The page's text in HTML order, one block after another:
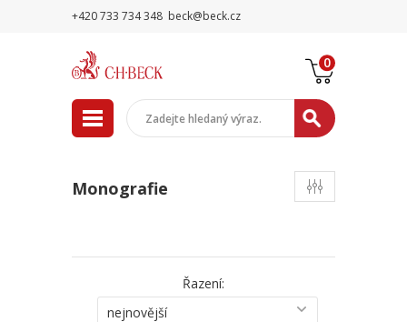
+420 733 734 348 beck@beck.cz
0
Monografie
Řazení:
nejnovější